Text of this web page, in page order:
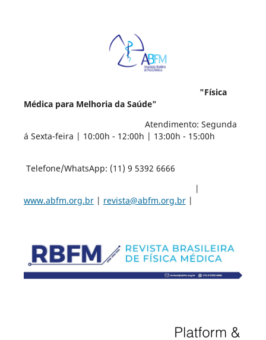
"Física
Médica para Melhoria da Saúde"
Atendimento: Segunda
á Sexta-feira | 10:00h - 12:00h | 13:00h - 15:00h
Telefone/WhatsApp: (11) 9 5392 6666
|
www.abfm.org.br| revista@abfm.org.br|